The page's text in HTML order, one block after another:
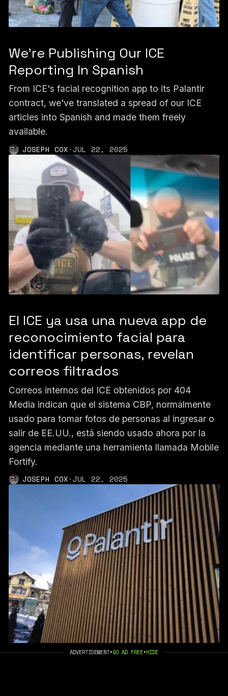
We're Publishing Our ICE
Reporting In Spanish
From ICE's facial recognition app to its Palantir
contract, we've translated a spread of our ICE
articles into Spanish and made them freely
available.
JOSEPH COX·JUL 22, 2025
El ICE ya usa una nueva app de
reconocimiento facial para
identificar personas, revelan
correos filtrados
Correos internos del ICE obtenidos por 404
Media indican que el sistema CBP, normalmente
usado para tomar fotos de personas al ingresar o
salir de EE.UU., está siendo usado ahora por la
agencia mediante una herramienta llamada Mobile
Fortify.
JOSEPH COX·JUL 22, 2025
ADVERTISEMENT•GO AD FREE•HIDE